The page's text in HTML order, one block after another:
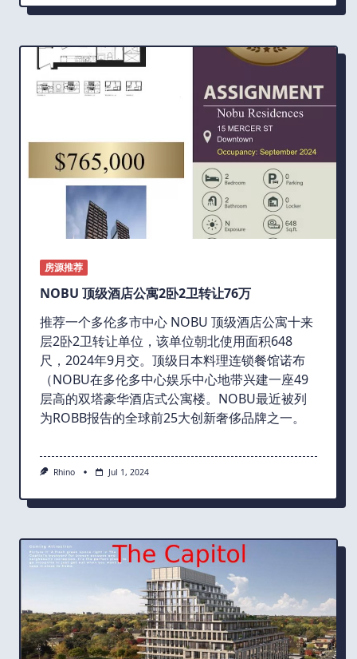
房源推荐
NOBU 顶级酒店公寓2卧2卫转让76万
推荐一个多伦多市中心 NOBU 顶级酒店公寓十来
层2卧2卫转让单位，该单位朝北使用面积648
尺，2024年9月交。顶级日本料理连锁餐馆诺布
（NOBU在多伦多中心娱乐中心地带兴建一座49
层高的双塔豪华酒店式公寓楼。NOBU最近被列
为ROBB报告的全球前25大创新奢侈品牌之一。
Rhino Jul 1, 2024